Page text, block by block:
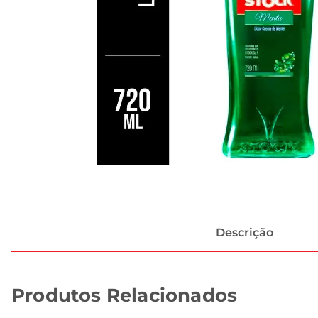
Descrição
Produtos Relacionados